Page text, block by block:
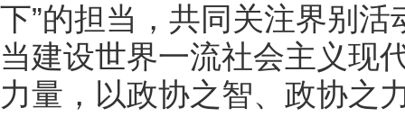
下”的担当，共同关注界别
当建设世界一流社会主义现
力量，以政协之智、政协之